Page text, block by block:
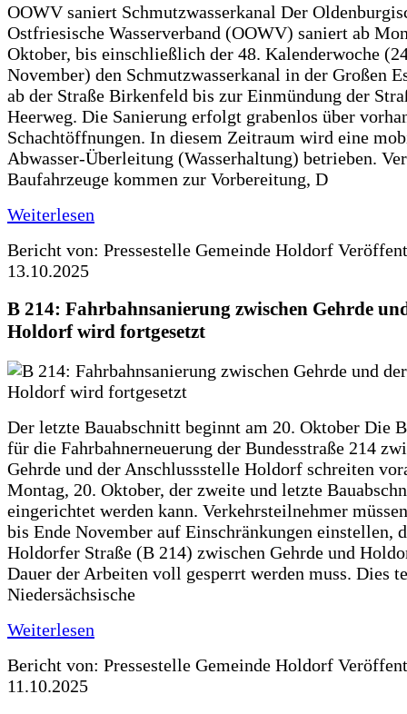
OOWV saniert Schmutzwasserkanal Der
Ostfriesische Wasserverband (OOWV) saniert ab
Oktober, bis einschließlich der 48. Kalenderwoche
November) den Schmutzwasserkanal in der Großen
ab der Straße Birkenfeld bis zur Einmündung der
Heerweg. Die Sanierung erfolgt grabenlos über
Schachtöffnungen. In diesem Zeitraum wird eine
Abwasser-Überleitung (Wasserhaltung) betrieben.
Baufahrzeuge kommen zur Vorbereitung, D
Weiterlesen
Bericht von: Pressestelle Gemeinde Holdorf
13.10.2025
B 214: Fahrbahnsanierung zwischen Gehrde
Holdorf wird fortgesetzt
Der letzte Bauabschnitt beginnt am 20. Oktober Die
für die Fahrbahnerneuerung der Bundesstraße 214
Gehrde und der Anschlussstelle Holdorf schreiten
Montag, 20. Oktober, der zweite und letzte
eingerichtet werden kann. Verkehrsteilnehmer
bis Ende November auf Einschränkungen einstellen,
Holdorfer Straße (B 214) zwischen Gehrde und
Dauer der Arbeiten voll gesperrt werden muss. Dies
Niedersächsische
Weiterlesen
Bericht von: Pressestelle Gemeinde Holdorf
11.10.2025